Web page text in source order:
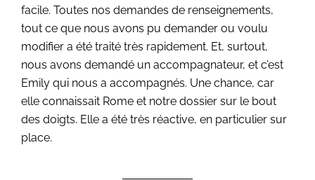
facile. Toutes nos demandes de renseignements,
tout ce que nous avons pu demander ou voulu
modifier a été traité très rapidement. Et, surtout,
nous avons demandé un accompagnateur, et c’est
Emily qui nous a accompagnés. Une chance, car
elle connaissait Rome et notre dossier sur le bout
des doigts. Elle a été très réactive, en particulier sur
place.